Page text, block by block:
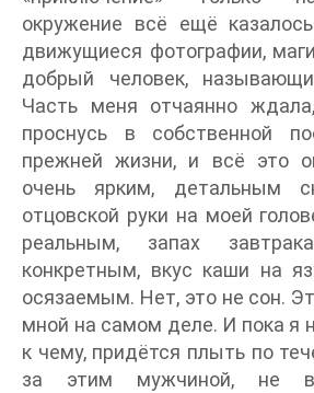
окружение всё ещё
движущиеся фотографии,
добрый человек,
Часть меня отчаянно
проснусь в собственной
прежней жизни, и всё это
очень ярким, детальным
отцовской руки на моей
реальным, запах
конкретным, вкус каши на
осязаемым. Нет, это не сон.
мной на самом деле. И пока я
к чему, придётся плыть по
за этим мужчиной, не